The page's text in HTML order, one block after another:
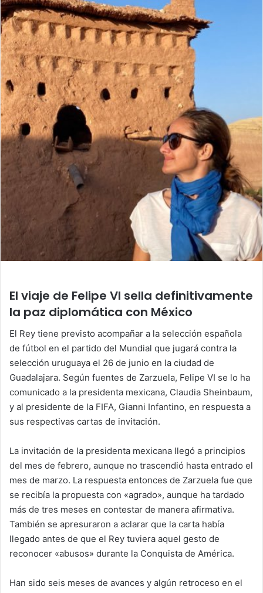
El viaje de Felipe VI sella definitivamente
la paz diplomática con México
El Rey tiene previsto acompañar a la selección española
de fútbol en el partido del Mundial que jugará contra la
selección uruguaya el 26 de junio en la ciudad de
Guadalajara. Según fuentes de Zarzuela, Felipe VI se lo ha
comunicado a la presidenta mexicana, Claudia Sheinbaum,
y al presidente de la FIFA, Gianni Infantino, en respuesta a
sus respectivas cartas de invitación.
La invitación de la presidenta mexicana llegó a principios
del mes de febrero, aunque no trascendió hasta entrado el
mes de marzo. La respuesta entonces de Zarzuela fue que
se recibía la propuesta con «agrado», aunque ha tardado
más de tres meses en contestar de manera afirmativa.
También se apresuraron a aclarar que la carta había
llegado antes de que el Rey tuviera aquel gesto de
reconocer «abusos» durante la Conquista de América.
Han sido seis meses de avances y algún retroceso en el